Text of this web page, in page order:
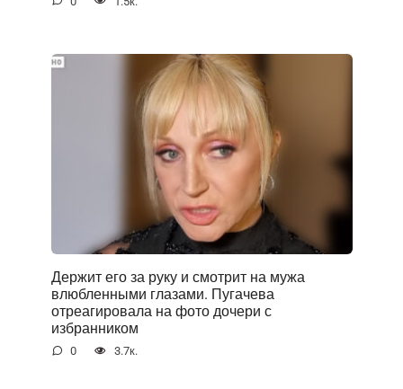
Держит его за руку и смотрит на мужа
влюбленными глазами. Пугачева
отреагировала на фото дочери с
избранником
0 3.7к.